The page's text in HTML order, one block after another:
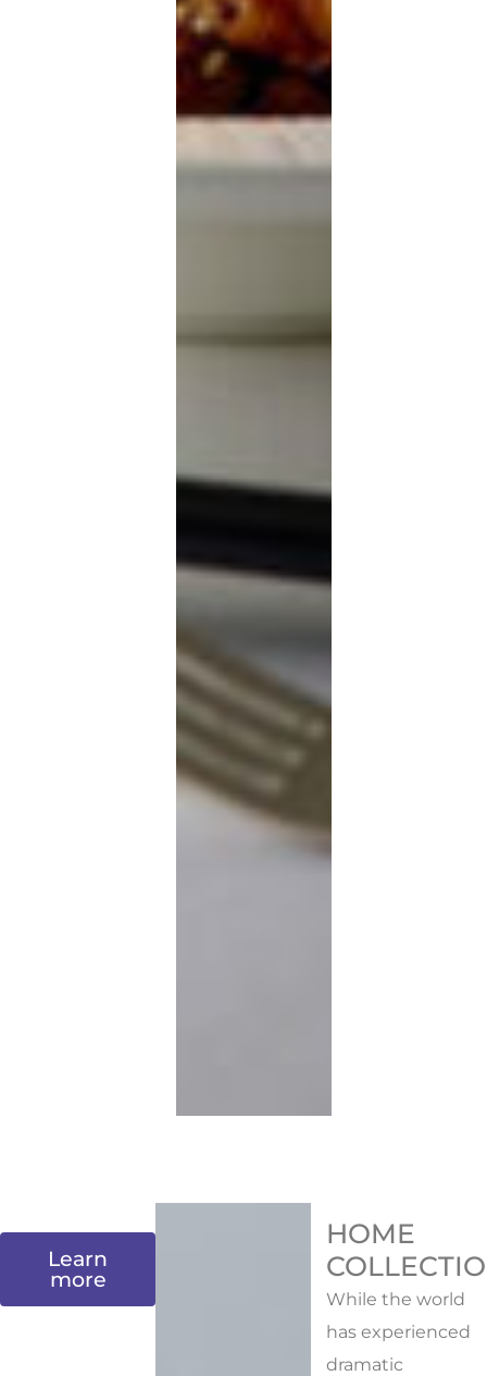
HOME
While the world
has experienced
dramatic
Learn
more